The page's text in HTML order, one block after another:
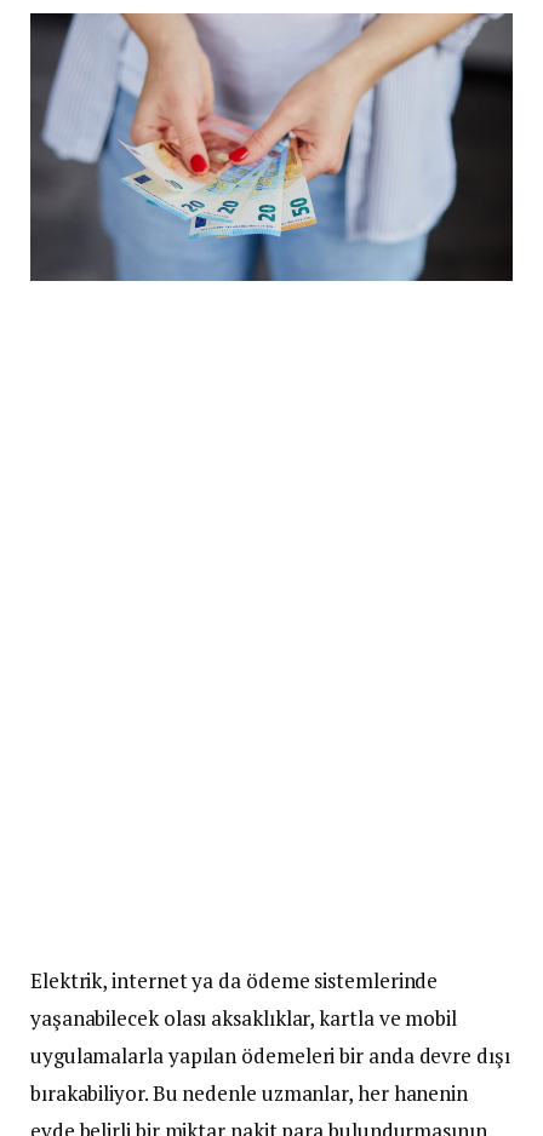
Elektrik, internet ya da ödeme sistemlerinde
yaşanabilecek olası aksaklıklar, kartla ve mobil
uygulamalarla yapılan ödemeleri bir anda devre dışı
bırakabiliyor. Bu nedenle uzmanlar, her hanenin
evde belirli bir miktar nakit para bulundurmasının